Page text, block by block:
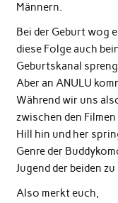
Männern.
Bei der Geburt wog
diese Folge auch
Geburtskanal
Aber an ANULU
Während wir uns
zwischen den
Hill hin und her
Genre der
Jugend der beiden
Also merkt euch,